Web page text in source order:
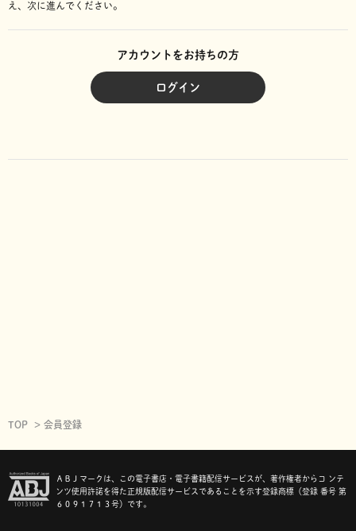
え、次に進んでください。
アカウントをお持ちの方
ログイン
TOP 会員登録
ＡＢＪマークは、この電子書店・電子書籍配信サービスが、著作権者からコ ンテ
ンツ使用許諾を得た正規版配信サービスであることを示す登録商標（登録 番号 第
６０９１７１３号）です。